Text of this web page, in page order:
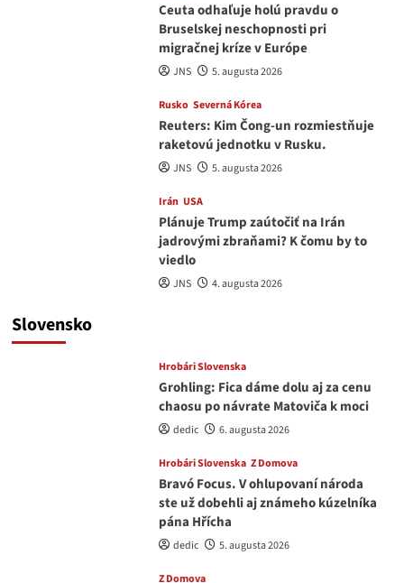
Ceuta odhaľuje holú pravdu o
Bruselskej neschopnosti pri
migračnej kríze v Európe
JNS 5. augusta 2026
Rusko Severná Kórea
Reuters: Kim Čong-un rozmiestňuje
raketovú jednotku v Rusku.
JNS 5. augusta 2026
Irán USA
Plánuje Trump zaútočiť na Irán
jadrovými zbraňami? K čomu by to
viedlo
JNS 4. augusta 2026
Slovensko
Hrobári Slovenska
Grohling: Fica dáme dolu aj za cenu
chaosu po návrate Matoviča k moci
dedic 6. augusta 2026
Hrobári Slovenska Z Domova
Bravó Focus. V ohlupovaní národa
ste už dobehli aj známeho kúzelníka
pána Hřícha
dedic 5. augusta 2026
Z Domova